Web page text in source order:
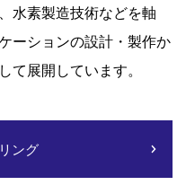
水素製造技術などを軸
ーションの設計・製作か
て展開しています。
ング